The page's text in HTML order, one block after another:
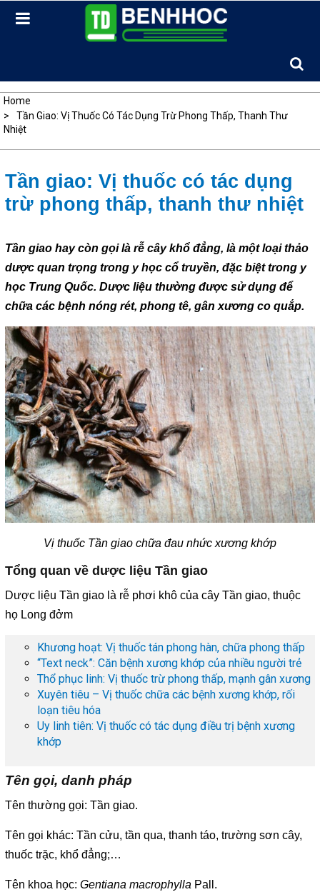
Skip
Home
Tần Giao: Vị Thuốc Có Tác Dụng Trừ Phong Thấp, Thanh Thư
Nhiệt
Tần giao: Vị thuốc có tác dụng
trừ phong thấp, thanh thư nhiệt
Tần giao hay còn gọi là rễ cây khổ đẳng, là một loại thảo
dược quan trọng trong y học cổ truyền, đặc biệt trong y
học Trung Quốc. Dược liệu thường được sử dụng để
chữa các bệnh nóng rét, phong tê, gân xương co quắp.
Vị thuốc Tần giao chữa đau nhức xương khớp
Tổng quan về dược liệu Tần giao
Dược liệu Tần giao là rễ phơi khô của cây Tần giao, thuộc
họ Long đởm
Khương hoạt: Vị thuốc tán phong hàn, chữa phong thấp
“Text neck”: Căn bệnh xương khớp của nhiều người trẻ
Thổ phục linh: Vị thuốc trừ phong thấp, mạnh gân xương
Xuyên tiêu – Vị thuốc chữa các bệnh xương khớp, rối
loạn tiêu hóa
Uy linh tiên: Vị thuốc có tác dụng điều trị bệnh xương
khớp
Tên gọi, danh pháp
Tên thường gọi: Tần giao.
Tên gọi khác: Tần cửu, tần qua, thanh táo, trường sơn cây,
thuốc trặc, khổ đẳng;…
Tên khoa học: Gentiana macrophylla Pall.